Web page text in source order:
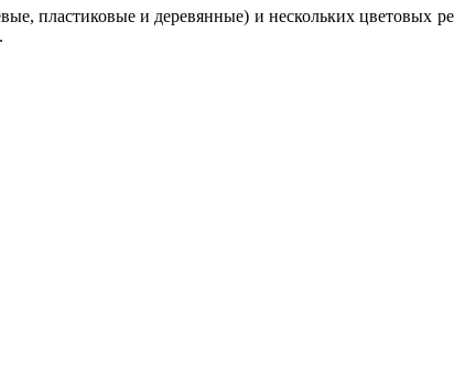
пластиковые и деревянные) и нескольких цветовых